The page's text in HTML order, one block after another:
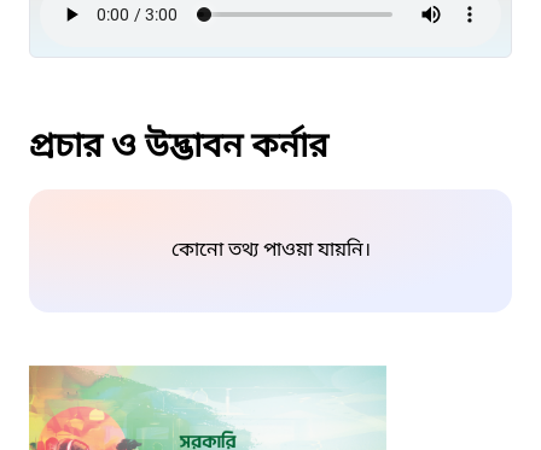
প্রচার ও উদ্ভাবন কর্নার
কোনো তথ্য পাওয়া যায়নি।